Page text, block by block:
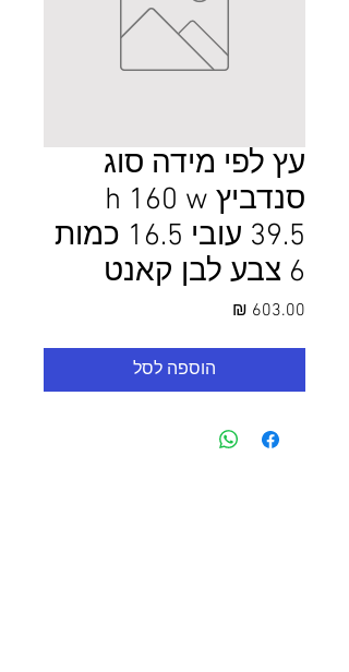
עץ לפי מידה סוג
סנדביץ h 160 w
39.5 עובי 16.5 כמות
6 צבע לבן קאנט
הוספה לסל